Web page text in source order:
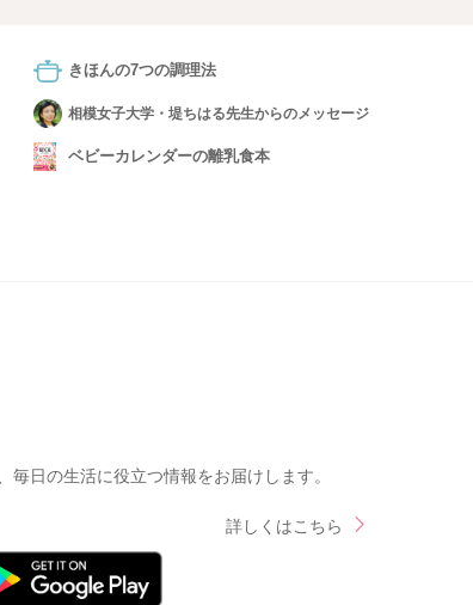
きほんの7つの調理法
相模女子大学・堤ちはる先生からのメッセージ
ベビーカレンダーの離乳食本
日の生活に役立つ情報をお届けします。
詳しくはこちら